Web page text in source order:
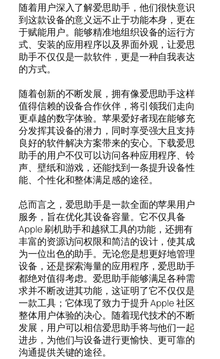
随着用户深入了解爱思助手，他们很快意识
到这款设备的意义远不止于功能本身，更在
于赋能用户。能够精准地组织设备的运行方
式、安装的应用程序以及界面外观，让爱思
助手不仅仅是一款软件，更是一种自我表达
的方式。
随着创新的不断发展，拥有像爱思助手这样
值得信赖的设备合作伙伴，将引领我们走向
更卓越的数字体验。苹果爱好者现在能够充
分发挥其设备的潜力，同时享受强大且支持
良好的软件解决方案带来的安心。下载爱思
助手的用户不仅可以访问各种应用程序、铃
声、壁纸和游戏，还能找到一条提升设备性
能、个性化和整体满足感的途径。
总而言之，爱思助手是一款全面的苹果用户
服务，旨在优化其设备容量。它不仅具备
Apple 刷机助手和越狱工具的功能，还拥有
丰富的资源访问权限和简洁的设计，使其成
为一位出色的助手。无论您是想更好地管理
设备，还是探索海量的应用程序，爱思助手
都绝对值得考虑。爱思助手能够满足各种需
求并不断改进其功能，这证明了它不仅仅是
一款工具；它体现了致力于提升 Apple 社区
整体用户体验的决心。随着现代技术的不断
发展，用户可以相信爱思助手将与他们一起
进步，为他们与设备进行更愉快、更可靠的
沟通提供关键的途径。